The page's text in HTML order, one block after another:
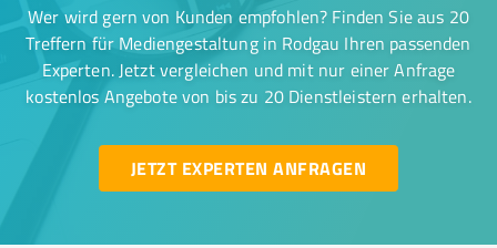
Wer wird gern von Kunden empfohlen? Finden Sie aus 20
Treffern für Mediengestaltung in Rodgau Ihren passenden
Experten. Jetzt vergleichen und mit nur einer Anfrage
kostenlos Angebote von bis zu 20 Dienstleistern erhalten.
JETZT EXPERTEN ANFRAGEN